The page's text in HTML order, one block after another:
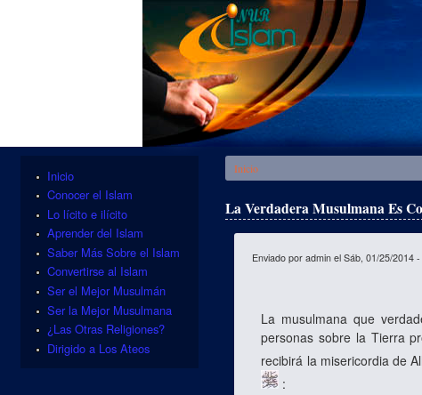
Se encuentra usted aquí
Inicio
La Verdadera Musulmana Es
Enviado poradmin el Sáb, 01/25/2014
La musulmana que
personas sobre la Tierra
recibirá la misericordia de
:
Inicio
Conocer el Islam
Lo lícito e ilícito
Aprender del Islam
Saber Más Sobre el Islam
Convertirse al Islam
Ser el Mejor Musulmán
Ser la Mejor Musulmana
¿Las Otras Religiones?
Dirigido a Los Ateos